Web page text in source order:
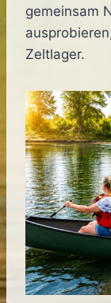
gemeinsam
Zeltlager.